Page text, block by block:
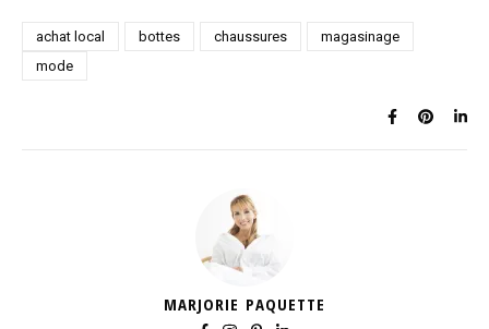
achat local bottes chaussures
magasinage
mode
MARJORIE PAQUETTE